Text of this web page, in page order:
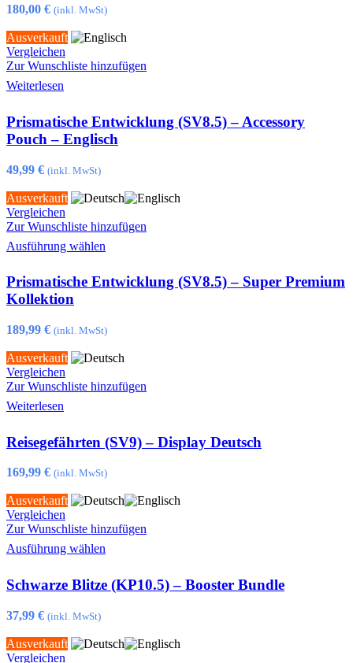
auf.
Optionen
auf
werden
180,00 € (inkl. MwSt)
Ausverkauft
Vergleichen
Zur Wunschliste hinzufügen
Weiterlesen
Prismatische Entwicklung (SV8.5) – Accessory
Pouch – Englisch
49,99 € (inkl. MwSt)
Ausverkauft
Vergleichen
Zur Wunschliste hinzufügen
Ausführung wählen
Produkt
mehrere
Die
Optionen
können
der
Produktseite
Prismatische Entwicklung (SV8.5) – Super Premium
Kollektion
189,99 € (inkl. MwSt)
Ausverkauft
Vergleichen
Zur Wunschliste hinzufügen
Weiterlesen
Reisegefährten (SV9) – Display Deutsch
169,99 € (inkl. MwSt)
Ausverkauft
Vergleichen
Zur Wunschliste hinzufügen
Ausführung wählen
Produkt
mehrere
Optionen
Schwarze Blitze (KP10.5) – Booster Bundle
37,99 € (inkl. MwSt)
Ausverkauft
Vergleichen